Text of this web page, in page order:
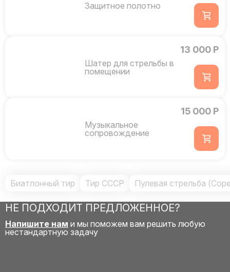
Защитное полотно
Шатер для стрельбы в
помещении
13 000 Р
Музыкальное
сопровождение
15 000 Р
Биатлонный тир Тир СССР Пулевая стрельба
НЕ ПОДХОДИТ ПРЕДЛОЖЕННОЕ?
Напишите нам и мы поможем вам решить любую
нестандартную задачу